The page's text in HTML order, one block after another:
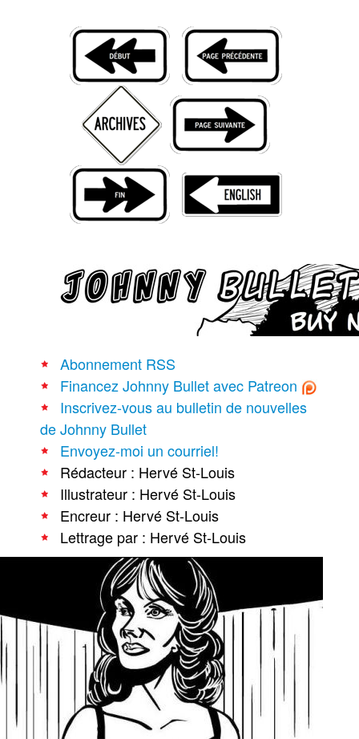
À Propos
Recherche avancée
Abonnement RSS
Financez Johnny Bullet avec Patreon
Inscrivez-vous au bulletin de nouvelles
de Johnny Bullet
Envoyez-moi un courriel!
Rédacteur : Hervé St-Louis
Illustrateur : Hervé St-Louis
Encreur : Hervé St-Louis
Lettrage par : Hervé St-Louis